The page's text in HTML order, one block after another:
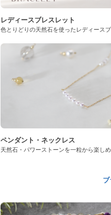
レディースブレスレット
色とりどりの天然石を使ったレディース
ペンダント・ネックレス
天然石・パワーストーンを一粒から楽し